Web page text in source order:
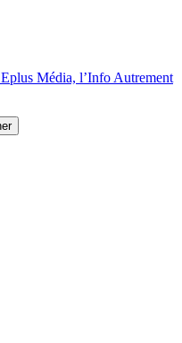
Média, l’Info Autrement